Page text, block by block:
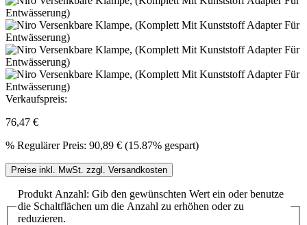
Verkaufspreis:
76,47 €
% Regulärer Preis: 90,89 € (15.87% gespart)
Preise inkl. MwSt. zzgl. Versandkosten
Produkt Anzahl: Gib den gewünschten Wert ein oder benutze
die Schaltflächen um die Anzahl zu erhöhen oder zu
reduzieren.